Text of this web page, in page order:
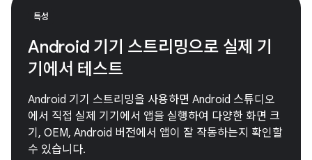
특성
Android 기기 스트리밍으로 실제 기
기에서 테스트
Android 기기 스트리밍을 사용하면 Android 스튜디오
에서 직접 실제 기기에서 앱을 실행하여 다양한 화면 크
기, OEM, Android 버전에서 앱이 잘 작동하는지 확인할
수 있습니다.